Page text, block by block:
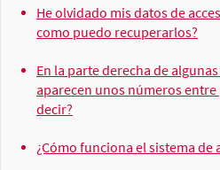
He olvidado mis datos de
como puedo recuperarlos?
En la parte derecha de
aparecen unos números
decir?
¿Cómo funciona el sistema de